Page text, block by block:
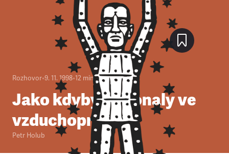
Rozhovor•9. 11. 1998•12 minut
Jako kdyby se konaly ve
vzduchoprázdnu
Petr Holub